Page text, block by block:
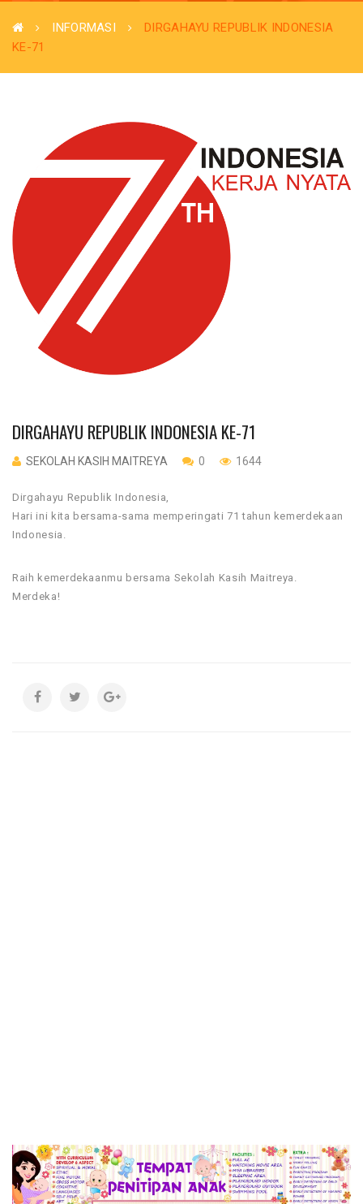
INFORMASI
DIRGAHAYU REPUBLIK INDONESIA
KE-71
DIRGAHAYU REPUBLIK INDONESIA KE-71
SEKOLAH KASIH MAITREYA 0 1644
Dirgahayu Republik Indonesia,
Hari ini kita bersama-sama memperingati 71 tahun kemerdekaan
Indonesia.
Raih kemerdekaanmu bersama Sekolah Kasih Maitreya.
Merdeka!